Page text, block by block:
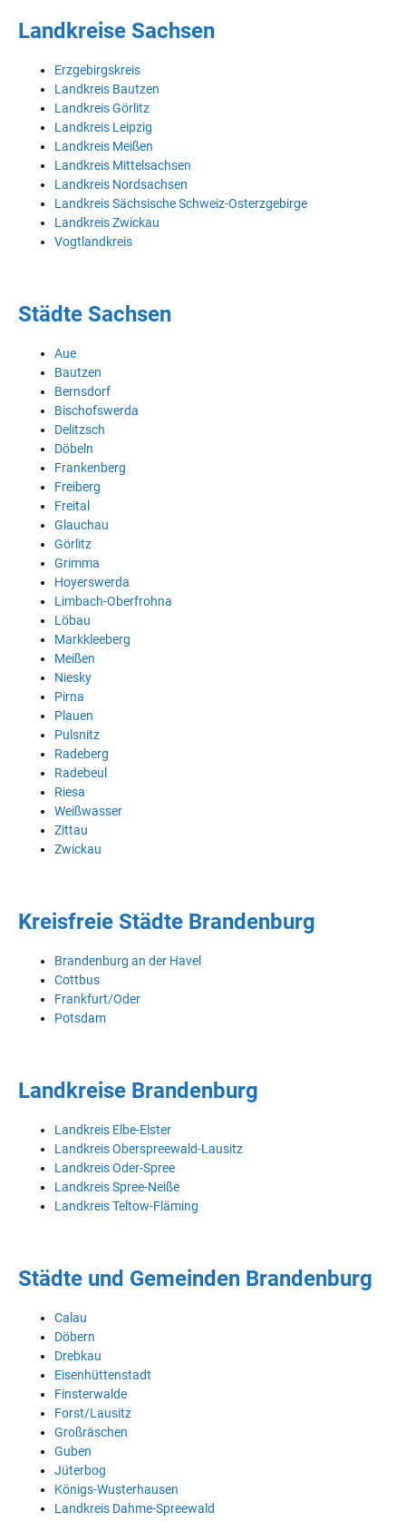
Landkreise Sachsen
Erzgebirgskreis
Landkreis Bautzen
Landkreis Görlitz
Landkreis Leipzig
Landkreis Meißen
Landkreis Mittelsachsen
Landkreis Nordsachsen
Landkreis Sächsische Schweiz-Osterzgebirge
Landkreis Zwickau
Vogtlandkreis
Städte Sachsen
Aue
Bautzen
Bernsdorf
Bischofswerda
Delitzsch
Döbeln
Frankenberg
Freiberg
Freital
Glauchau
Görlitz
Grimma
Hoyerswerda
Limbach-Oberfrohna
Löbau
Markkleeberg
Meißen
Niesky
Pirna
Plauen
Pulsnitz
Radeberg
Radebeul
Riesa
Weißwasser
Zittau
Zwickau
Kreisfreie Städte Brandenburg
Brandenburg an der Havel
Cottbus
Frankfurt/Oder
Potsdam
Landkreise Brandenburg
Landkreis Elbe-Elster
Landkreis Oberspreewald-Lausitz
Landkreis Oder-Spree
Landkreis Spree-Neiße
Landkreis Teltow-Fläming
Städte und Gemeinden Brandenburg
Calau
Döbern
Drebkau
Eisenhüttenstadt
Finsterwalde
Forst/Lausitz
Großräschen
Guben
Jüterbog
Königs-Wusterhausen
Landkreis Dahme-Spreewald